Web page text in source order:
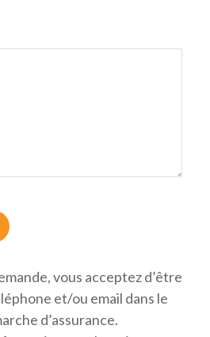
vous acceptez d’être
et/ou email dans le
d’assurance.